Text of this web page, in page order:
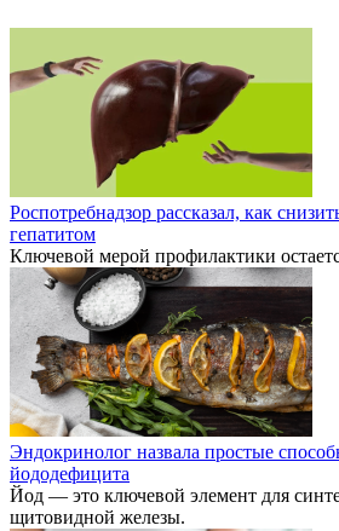
Роспотребнадзор рассказал, как
гепатитом
Ключевой мерой профилактики
Эндокринолог назвала простые
йододефицита
Йод — это ключевой элемент для
щитовидной железы.